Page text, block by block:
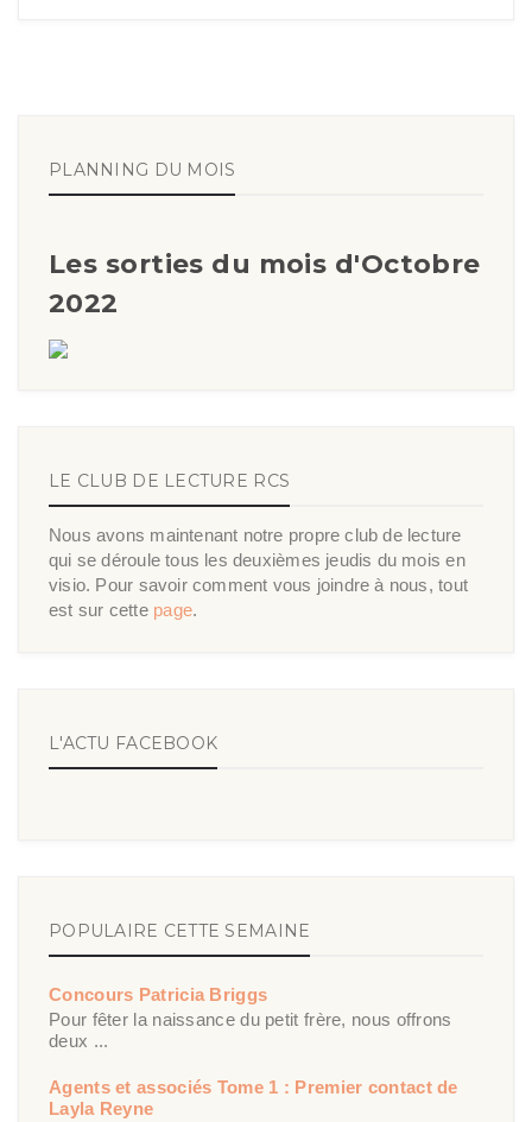
PLANNING DU MOIS
Les sorties du mois d'Octobre
2022
LE CLUB DE LECTURE RCS
Nous avons maintenant notre propre club de lecture
qui se déroule tous les deuxièmes jeudis du mois en
visio. Pour savoir comment vous joindre à nous, tout
est sur cette page.
L'ACTU FACEBOOK
POPULAIRE CETTE SEMAINE
Concours Patricia Briggs
Pour fêter la naissance du petit frère, nous offrons
deux ...
Agents et associés Tome 1 : Premier contact de
Layla Reyne